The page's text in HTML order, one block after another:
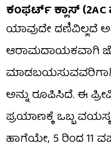
ಕಂಫರ್ಟ್ ಕ್ಲಾಸ್
ಯಾವುದೇ ದಣಿವಿಲ್ಲದೆ
ಆರಾಮದಾಯಕವಾಗಿ
ಅನ್ನು ರೂಪಿಸಿದೆ. ಈ
ಪ್ರಯಾಣಕ್ಕೆ ಒಬ್ಬ
ಹಾಗೆಯೇ, 5 ರಿಂದ 11